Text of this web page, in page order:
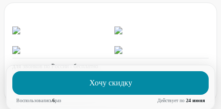
Хочу скидку
Воспользовались6раз Действует по 24 июня
для звонков по России - бесплатно
график работы:
ПН-ПТ с 08:00 до 17:00 (по МСК)